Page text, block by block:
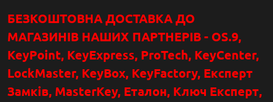
БЕЗКОШТОВНА ДОСТАВКА ДО
МАГАЗИНІВ НАШИХ ПАРТНЕРІВ - OS.9,
KeyPoint, KeyExpress, ProTech, KeyCenter,
LockMaster, KeyBox, KeyFactory, Експерт
Замків, MasterKey, Еталон, Ключ Експерт,